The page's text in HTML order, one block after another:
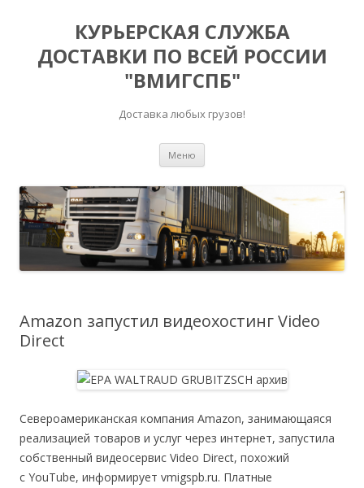
КУРЬЕРСКАЯ СЛУЖБА
ДОСТАВКИ ПО ВСЕЙ РОССИИ
"ВМИГСПБ"
Доставка любых грузов!
Меню
Amazon запустил видеохостинг Video
Direct
Североамериканская компания Amazon, занимающаяся
реализацией товаров и услуг через интернет, запустила
собственный видеосервис Video Direct, похожий
с YouTube, информирует vmigspb.ru. Платные